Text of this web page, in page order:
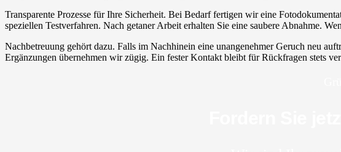
Transparente Prozesse für Ihre Sicherheit. Bei Bedarf fertigen wir eine
speziellen Testverfahren. Nach getaner Arbeit erhalten Sie eine saubere Abnahme.
Nachbetreuung gehört dazu. Falls im Nachhinein eine unangenehmer Geruch neu
Ergänzungen übernehmen wir zügig. Ein fester Kontakt bleibt für Rückfragen stets